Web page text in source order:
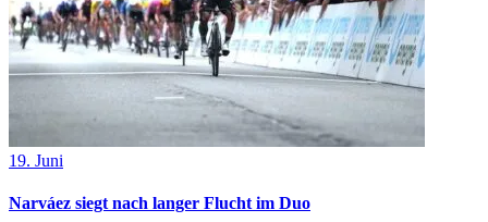
19. Juni
Narváez siegt nach langer Flucht im Duo